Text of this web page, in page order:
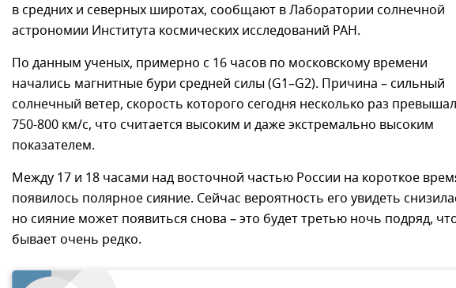
в средних и северных широтах, сообщают в Лаборатории солнечной
астрономии Института космических исследований РАН.
По данным ученых, примерно с 16 часов по московскому времени
начались магнитные бури средней силы (G1–G2). Причина – сильный
солнечный ветер, скорость которого сегодня несколько раз
750-800 км/с, что считается высоким и даже экстремально высоким
показателем.
Между 17 и 18 часами над восточной частью России на короткое
появилось полярное сияние. Сейчас вероятность его увидеть
но сияние может появиться снова – это будет третью ночь подряд,
бывает очень редко.